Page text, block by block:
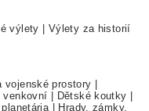
výlety
Výlety za historií
vojenské prostory
venkovní Dětské koutky
Hrady, zámky,